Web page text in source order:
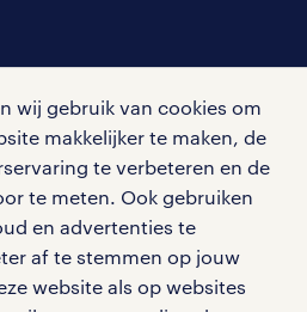
wij gebruik van cookies om
makkelijker te maken, de
te verbeteren en de
te meten. Ook gebruiken
en advertenties te
af te stemmen op jouw
website als op websites
content omtrent
inspiratie.